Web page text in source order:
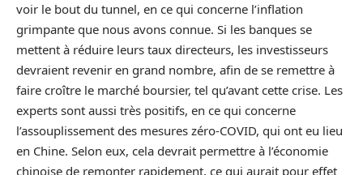
voir le bout du tunnel, en ce qui concerne l’inflation
grimpante que nous avons connue. Si les banques se
mettent à réduire leurs taux directeurs, les investisseurs
devraient revenir en grand nombre, afin de se remettre à
faire croître le marché boursier, tel qu’avant cette crise. Les
experts sont aussi très positifs, en ce qui concerne
l’assouplissement des mesures zéro-COVID, qui ont eu lieu
en Chine. Selon eux, cela devrait permettre à l’économie
chinoise de remonter rapidement, ce qui aurait pour effet